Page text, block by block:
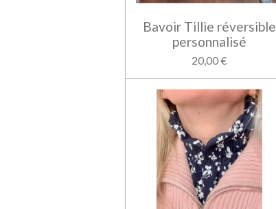
Bavoir Tillie réversible
personnalisé
20,00 €